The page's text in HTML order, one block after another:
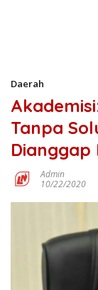
Daerah
Tanpa
Dianggap
Admin
10/22/2020